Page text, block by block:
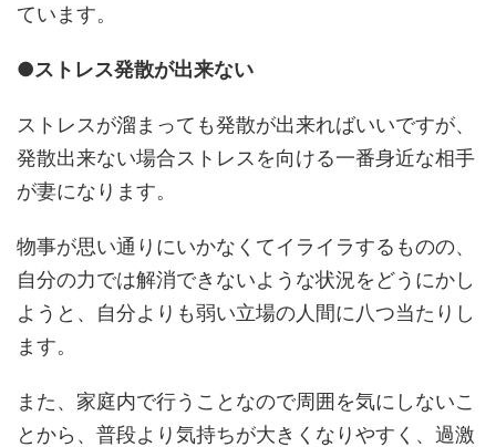
ています。
●ストレス発散が出来ない
ストレスが溜まっても発散が出来ればいいですが、
発散出来ない場合ストレスを向ける一番身近な相手
が妻になります。
物事が思い通りにいかなくてイライラするものの、
自分の力では解消できないような状況をどうにかし
ようと、自分よりも弱い立場の人間に八つ当たりし
ます。
また、家庭内で行うことなので周囲を気にしないこ
とから、普段より気持ちが大きくなりやすく、過激